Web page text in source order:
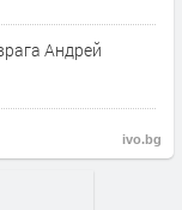
Андрей
ivo.bg